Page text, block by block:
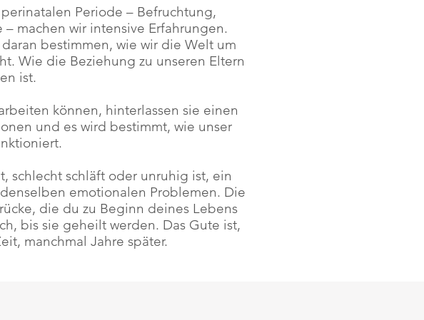
Periode – Befruchtung,
machen wir intensive Erfahrungen.
bestimmen, wie wir die Welt um
Wie die Beziehung zu unseren Eltern
ist.
können, hinterlassen sie einen
und es wird bestimmt, wie unser
schlecht schläft oder unruhig ist, ein
emotionalen Problemen. Die
die du zu Beginn deines Lebens
bis sie geheilt werden. Das Gute ist,
manchmal Jahre später.